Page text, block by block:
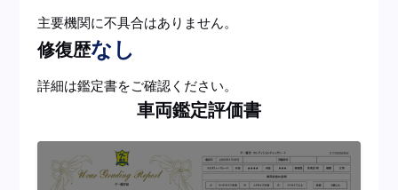
主要機関に不具合はありません。
修復歴なし
詳細は鑑定書をご確認ください。
車両鑑定評価書